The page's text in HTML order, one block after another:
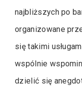
najbliższych po
organizowane
się takimi
wspólnie
dzielić się